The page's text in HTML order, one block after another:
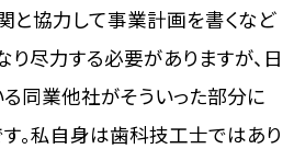
と協力して事業計画を書くなど
り尽力する必要がありますが、日
同業他社がそういった部分に
。私自身は歯科技工士ではあり